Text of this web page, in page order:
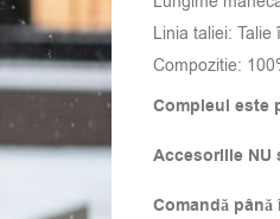
Linia taliei: Talie
Compozitie:
Compleul este
Accesoriile
Comandă